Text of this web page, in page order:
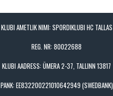
KLUBI AMETLIK NIMI: SPORDIKLUBI HC TALLAS
REG. NR: 80022688
KLUBI AADRESS: ÜMERA 2-37, TALLINN 13817
PANK: EE832200221010642949 (SWEDBANK)